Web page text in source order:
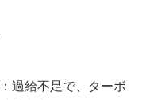
：過給不足で、ターボ